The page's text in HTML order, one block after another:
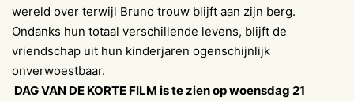
wereld over terwijl Bruno trouw blijft aan zijn berg.
Ondanks hun totaal verschillende levens, blijft de
vriendschap uit hun kinderjaren ogenschijnlijk
onverwoestbaar.
DAG VAN DE KORTE FILM is te zien op woensdag 21